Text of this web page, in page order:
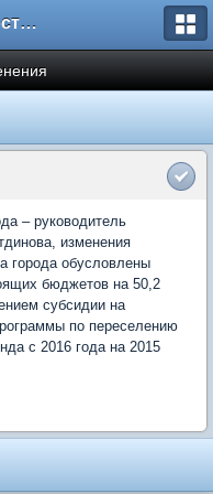
Форум Новостройки
– руководитель
изменения
города обусловлены
бюджетов на 50,2
субсидии на
по переселению
с 2016 года на 2015